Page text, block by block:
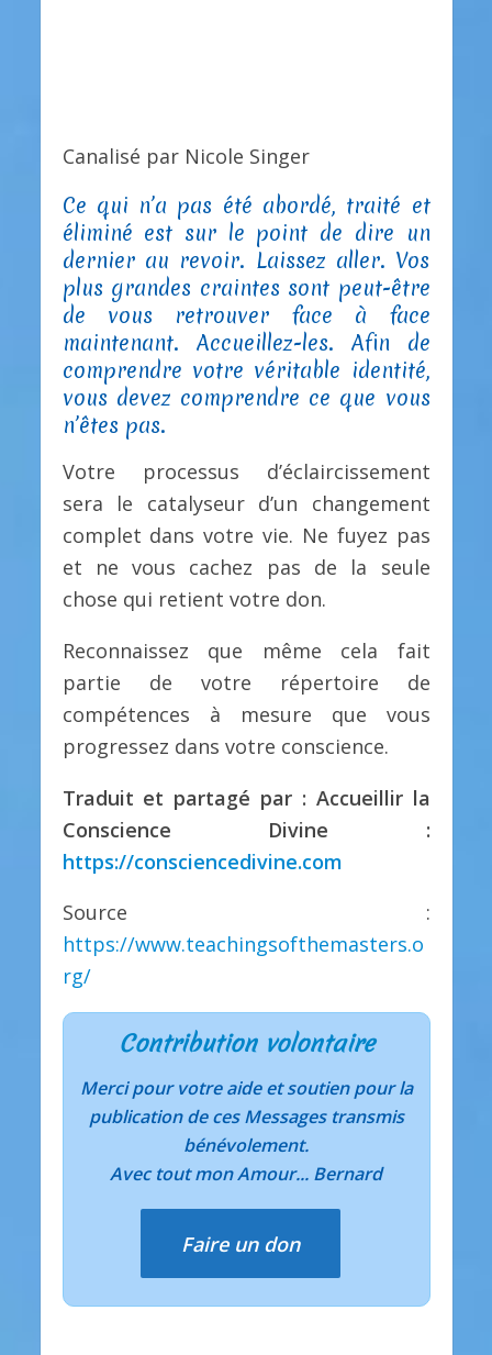
Canalisé par Nicole Singer
Ce qui n’a pas été abordé, traité et
éliminé est sur le point de dire un
dernier au revoir. Laissez aller. Vos
plus grandes craintes sont peut-être
de vous retrouver face à face
maintenant. Accueillez-les. Afin de
comprendre votre véritable identité,
vous devez comprendre ce que vous
n’êtes pas.
Votre processus d’éclaircissement
sera le catalyseur d’un changement
complet dans votre vie. Ne fuyez pas
et ne vous cachez pas de la seule
chose qui retient votre don.
Reconnaissez que même cela fait
partie de votre répertoire de
compétences à mesure que vous
progressez dans votre conscience.
Traduit et partagé par : Accueillir la
Conscience Divine :
https://consciencedivine.com
Source :
https://www.teachingsofthemasters.o
rg/
Contribution volontaire
Merci pour votre aide et soutien pour la
publication de ces Messages transmis
bénévolement.
Avec tout mon Amour... Bernard
Faire un don